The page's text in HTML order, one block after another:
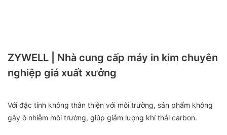
ZYWELL | Nhà cung cấp máy in kim chuyên
nghiệp giá xuất xưởng
Với đặc tính không thân thiện với môi trường, sản phẩm không
gây ô nhiễm môi trường, giúp giảm lượng khí thải carbon.